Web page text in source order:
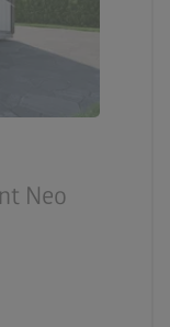
Neo